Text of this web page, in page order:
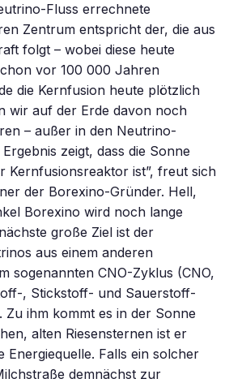
Fluss errechnete
Zentrum entspricht der, die aus
folgt – wobei diese heute
vor 100 000 Jahren
die Kernfusion heute plötzlich
wir auf der Erde davon noch
– außer in den Neutrino-
zeigt, dass die Sonne
Kernfusionsreaktor ist”, freut sich
der Borexino-Gründer. Hell,
Borexino wird noch lange
große Ziel ist der
aus einem anderen
sogenannten CNO-Zyklus (CNO,
, Stickstoff- und Sauerstoff-
Zu ihm kommt es in der Sonne
alten Riesensternen ist er
Energiequelle. Falls ein solcher
demnächst zur